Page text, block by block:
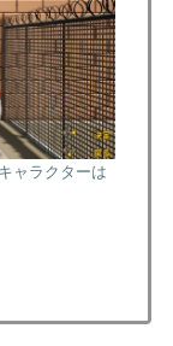
ャラクターは